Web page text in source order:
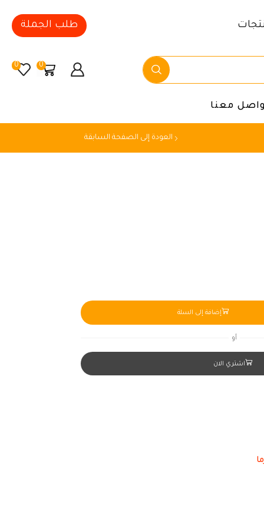
طلب الجملة
0
0
معنا
العودة إلى الصفحة السابقة
إضافة إلى السلة
أو
اشتري الان